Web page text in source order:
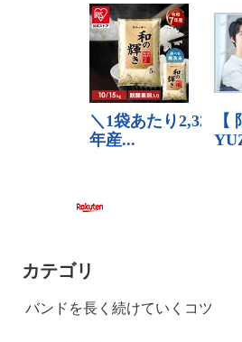
カテゴリ
バンドを長く続けていくコツ